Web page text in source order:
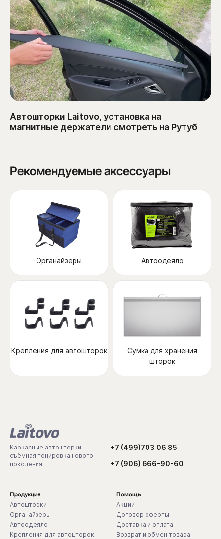
Автошторки Laitovo, установка на
магнитные держатели смотреть на Рутуб
Рекомендуемые аксессуары
Органайзеры Автоодеяло
Крепления для автошторок
Сумка для хранения
шторок
Каркасные автошторки —
съёмная тонировка нового
поколения
+7 (499)703 06 85
+7 (906) 666-90-60
Продукция
Автошторки
Органайзеры
Автоодеяло
Крепления для автошторок
Помощь
Акции
Договор оферты
Доставка и оплата
Возврат и обмен товара